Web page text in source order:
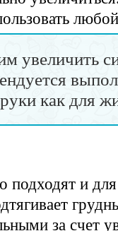
увеличить
как для
подходят и
за счет